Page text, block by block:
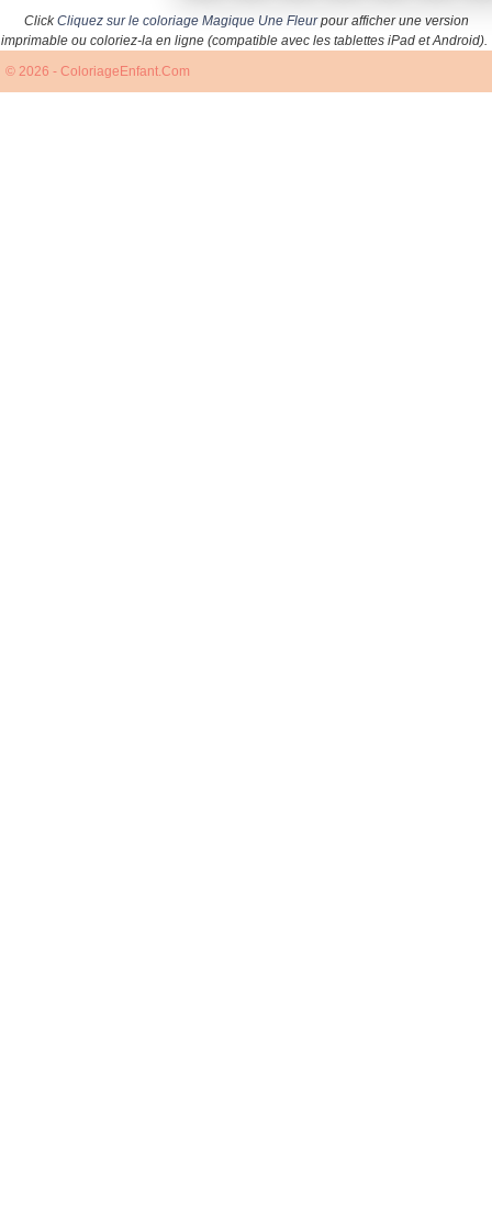
ClickCliquez sur le coloriage Magique Une Fleurpour afficher une version
imprimable ou coloriez-la en ligne (compatible avec les tablettes iPad et Android).
© 2026 - ColoriageEnfant.Com